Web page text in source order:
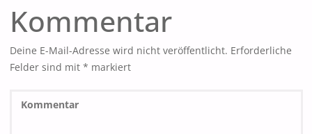
Kommentar
Deine E-Mail-Adresse wird nicht veröffentlicht. Erforderliche
Felder sind mit * markiert